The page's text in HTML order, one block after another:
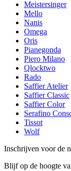
Meistersinger
Mello
Nanis
Omega
Oris
Pianegonda
Piero Milano
Qlocktwo
Rado
Saffier Atelier
Saffier Classic
Saffier Color
Serafino
Tissot
Wolf
Inschrijven voor de
Blijf op de hoogte